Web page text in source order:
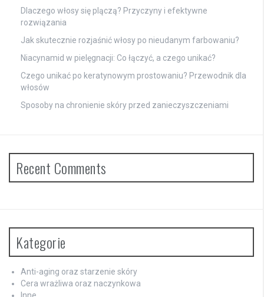
Dlaczego włosy się plączą? Przyczyny i efektywne
rozwiązania
Jak skutecznie rozjaśnić włosy po nieudanym farbowaniu?
Niacynamid w pielęgnacji: Co łączyć, a czego unikać?
Czego unikać po keratynowym prostowaniu? Przewodnik dla
włosów
Sposoby na chronienie skóry przed zanieczyszczeniami
Recent Comments
Kategorie
Anti-aging oraz starzenie skóry
Cera wrażliwa oraz naczynkowa
Inne